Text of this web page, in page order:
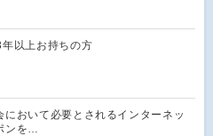
以上お持ちの方
において必要とされるインターネッ
ンを…